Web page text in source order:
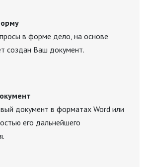
в форме дело, на основе
создан Ваш документ.
документ в форматах Word или
его дальнейшего